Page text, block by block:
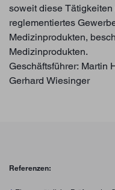
soweit diese
reglementiertes
Medizinprodukten,
Medizinprodukten.
Geschäftsführer: Martin
Gerhard Wiesinger
Referenzen: